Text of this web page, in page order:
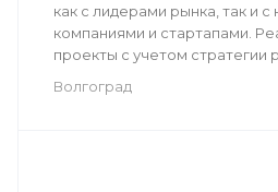
как с лидерами рынка, так и
компаниями и стартапами.
проекты с учетом стратегии
Волгоград